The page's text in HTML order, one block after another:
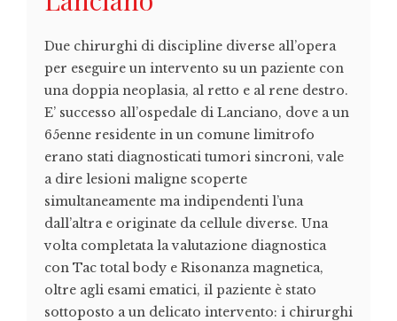
Due chirurghi di discipline diverse all’opera
per eseguire un intervento su un paziente con
una doppia neoplasia, al retto e al rene destro.
E’ successo all’ospedale di Lanciano, dove a un
65enne residente in un comune limitrofo
erano stati diagnosticati tumori sincroni, vale
a dire lesioni maligne scoperte
simultaneamente ma indipendenti l’una
dall’altra e originate da cellule diverse. Una
volta completata la valutazione diagnostica
con Tac total body e Risonanza magnetica,
oltre agli esami ematici, il paziente è stato
sottoposto a un delicato intervento: i chirurghi